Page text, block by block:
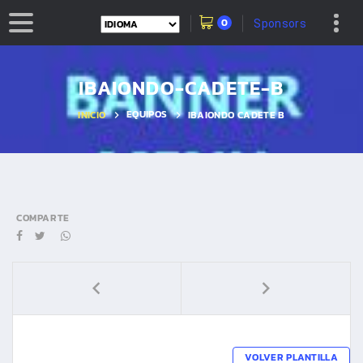
0 Sponsors
IBAIONDO-CADETE-B
INICIO EQUIPOS IBAIONDO CADETE B
COMPARTE
VOLVER PLANTILLA